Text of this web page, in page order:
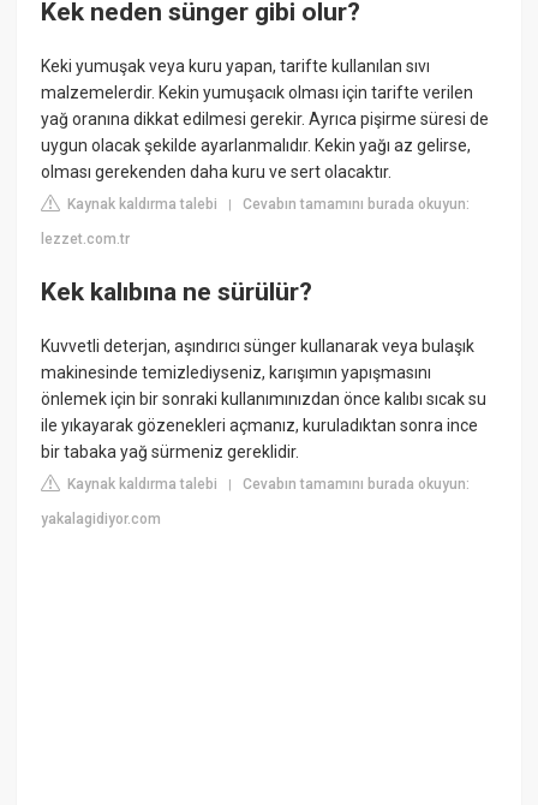
Kek neden sünger gibi olur?
Keki yumuşak veya kuru yapan, tarifte kullanılan sıvı
malzemelerdir. Kekin yumuşacık olması için tarifte verilen
yağ oranına dikkat edilmesi gerekir. Ayrıca pişirme süresi de
uygun olacak şekilde ayarlanmalıdır. Kekin yağı az gelirse,
olması gerekenden daha kuru ve sert olacaktır.
Kaynak kaldırma talebi |Cevabın tamamını burada okuyun:
lezzet.com.tr
Kek kalıbına ne sürülür?
Kuvvetli deterjan, aşındırıcı sünger kullanarak veya bulaşık
makinesinde temizlediyseniz, karışımın yapışmasını
önlemek için bir sonraki kullanımınızdan önce kalıbı sıcak su
ile yıkayarak gözenekleri açmanız, kuruladıktan sonra ince
bir tabaka yağ sürmeniz gereklidir.
Kaynak kaldırma talebi |Cevabın tamamını burada okuyun:
yakalagidiyor.com